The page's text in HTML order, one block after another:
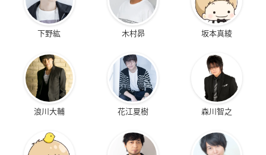
下野紘 木村昴 坂本真綾
浪川大輔 花江夏樹 森川智之